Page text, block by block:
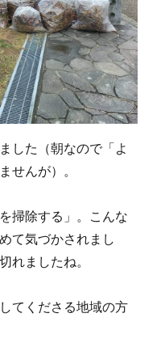
した（朝なので「よ
せんが）。
掃除する」。こんな
て気づかされまし
れましたね。
てくださる地域の方